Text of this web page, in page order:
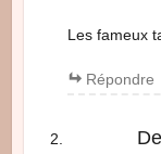
Les fameux
Répondre